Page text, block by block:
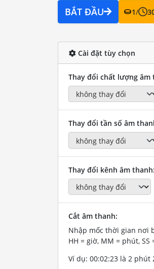
BẮT ĐẦU 1/
Cài đặt tùy chọn
Thay đổi chất lượng âm
Thay đổi tần số âm
Thay đổi kênh âm thanh:
Cắt âm thanh:
Nhập mốc thời gian nơi
HH = giờ, MM = phút, SS
Ví dụ: 00:02:23 là 2 phút